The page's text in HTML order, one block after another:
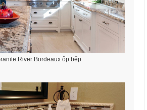
River Bordeaux ốp bếp